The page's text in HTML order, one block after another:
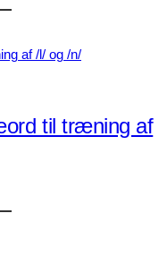
til træning af